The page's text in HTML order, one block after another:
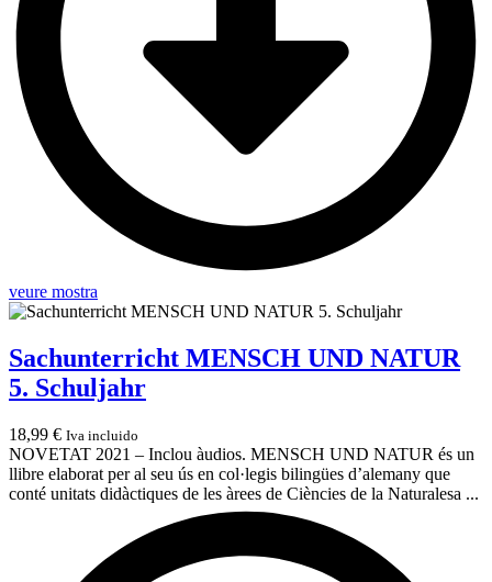
veure mostra
Sachunterricht MENSCH UND NATUR
5. Schuljahr
18,99 € Iva incluido
NOVETAT 2021 – Inclou àudios. MENSCH UND NATUR és un
llibre elaborat per al seu ús en col·legis bilingües d’alemany que
conté unitats didàctiques de les àrees de Ciències de la Naturalesa ...